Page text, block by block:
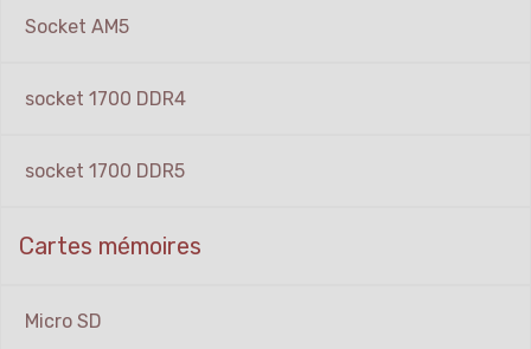
Socket AM5
socket 1700 DDR4
socket 1700 DDR5
Cartes mémoires
Micro SD